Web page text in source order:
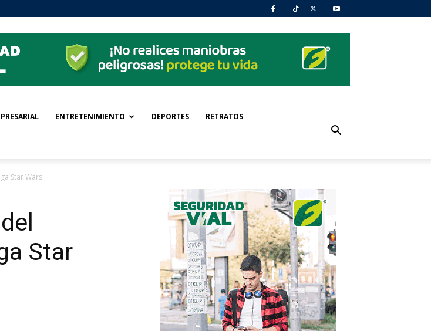
ENTRETENIMIENTO DEPORTES RETRATOS
Star Wars
Star